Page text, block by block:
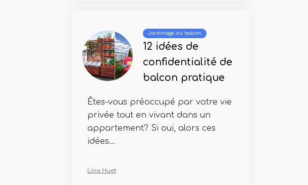
Jardinage du balcon
12 idées de
confidentialité de
balcon pratique
Êtes-vous préoccupé par votre vie
privée tout en vivant dans un
appartement? Si oui, alors ces
idées...
Lina Huet